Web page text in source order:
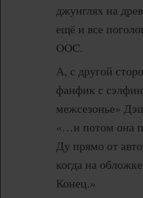
джунглях на
ещё и все
OOC.
А, с другой
фанфик с
межсезонье»
«…и потом она
Ду прямо от
когда на
Конец.»